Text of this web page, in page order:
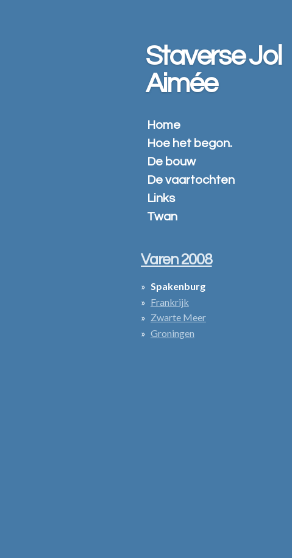
Staverse Jol
Aimée
Home
Hoe het begon.
De bouw
De vaartochten
Links
Twan
Varen 2008
Spakenburg
Frankrijk
Zwarte Meer
Groningen